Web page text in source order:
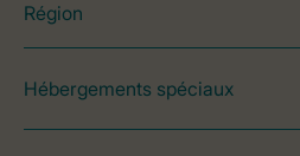
Région
Hébergements spéciaux